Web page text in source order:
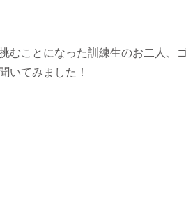
むことになった訓練生のお二人、
いてみました！